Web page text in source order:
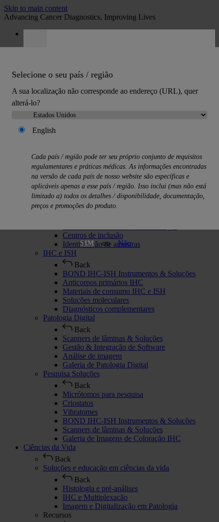
Skip to main content
Advancing Cancer Diagnostics, Improving Lives
Selecione o seu país / região
A sua localização não corresponde ao endereço (URL), quer
alterá-lo?
English
Cada país / região pode ter seu próprio conjunto de requisitos
regulamentares e práticas médicas. As informações encontradas
na versão de cada país de nosso website são específicas e
aplicáveis ​​apenas a esse país / região. Isso inclui (mas não está
limitado a) todos os detalhes / disponibilidade, documentação,
preços e promoções do produto.
SIM ou Não
MENU
Back
Soluções de histologia
Back
Processadores de tecido
Corantes de lâminas e montadores de lâminas
Micrótomos
Centros de inclusão
Identificação de amostras
IHC e ISH
Back
BOND IHC-ISH Instrumentos & Soluções
Anticorpos primários IHC
Materiais de consumo IHC e ISH
Soluções moleculares
Diagnósticos complementares
Patologia Digital
Back
Scanners de lâminas & Soluções
Gestão & Integração de Software
Análise de imagem
Galeria de Patologia Digital
Pesquisa Soluções
Back
Micrótomos para pesquisa
Criostatos
Vibratomes
BOND IHC-ISH Instrumentos & Soluções
Scanners de lâminas & Soluções
Galeria de Imagens de Coloração IHC
Ciências da Vida
Back
Soluções e educação em ciências da vida
Back
Histologia e pré-análises
IHC e Multiplexação
Imagem e Digitalização em Patologia
Recursos